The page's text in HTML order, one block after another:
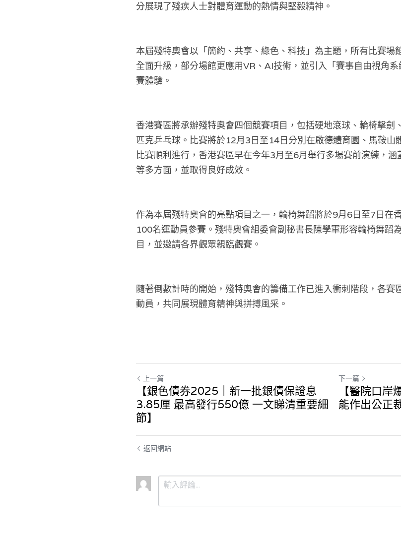
分展現了殘疾人士對體育運動的熱情與堅毅精神。
本屆殘特奧會以「簡約、共享、綠色、科技」為主題，所有比賽場
全面升級，部分場館更應用VR、AI技術，並引入「賽事自由視角
賽體驗。
香港賽區將承辦殘特奧會四個競賽項目，包括硬地滾球、輪椅擊
匹克乒乓球。比賽將於12月3日至14日分別在啟德體育園、馬鞍山
比賽順利進行，香港賽區早在今年3月至6月舉行多場賽前演練，
等多方面，並取得良好成效。
作為本屆殘特奧會的亮點項目之一，輪椅舞蹈將於9月6日至7日在
100名運動員參賽。殘特奧會組委會副秘書長陳學軍形容輪椅舞蹈
目，並邀請各界觀眾親臨觀賽。
隨著倒數計時的開始，殘特奧會的籌備工作已進入衝刺階段，各賽
動員，共同展現體育精神與拼搏風采。
上一篇
【銀色債券2025｜新一批銀債保證息
3.85厘 最高發行550億 一文睇清重要細
節】
下一篇
【醫院口
能作出公正
返回網站